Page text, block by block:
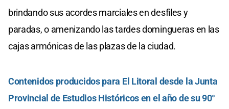
brindando sus acordes marciales en desfiles y
paradas, o amenizando las tardes domingueras en las
cajas armónicas de las plazas de la ciudad.
Contenidos producidos para El Litoral desde la Junta
Provincial de Estudios Históricos en el año de su 90°